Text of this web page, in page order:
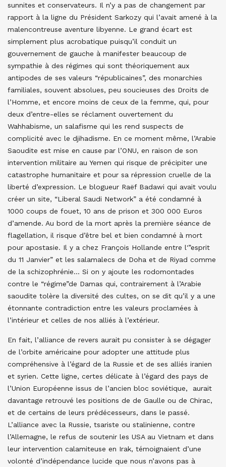
sunnites et conservateurs. Il n’y a pas de changement par
rapport à la ligne du Président Sarkozy qui l’avait amené à la
malencontreuse aventure libyenne. Le grand écart est
simplement plus acrobatique puisqu’il conduit un
gouvernement de gauche à manifester beaucoup de
sympathie à des régimes qui sont théoriquement aux
antipodes de ses valeurs “républicaines”, des monarchies
familiales, souvent absolues, peu soucieuses des Droits de
l’Homme, et encore moins de ceux de la femme, qui, pour
deux d’entre-elles se réclament ouvertement du
Wahhabisme, un salafisme qui les rend suspects de
complicité avec le djihadisme. En ce moment même, l’Arabie
Saoudite est mise en cause par l’ONU, en raison de son
intervention militaire au Yemen qui risque de précipiter une
catastrophe humanitaire et pour sa répression cruelle de la
liberté d’expression. Le blogueur Raëf Badawi qui avait voulu
créer un site, “Liberal Saudi Network” a été condamné à
1000 coups de fouet, 10 ans de prison et 300 000 Euros
d’amende. Au bord de la mort après la première séance de
flagellation, il risque d’être bel et bien condamné à mort
pour apostasie. Il y a chez François Hollande entre l'”esprit
du 11 Janvier” et les salamalecs de Doha et de Riyad comme
de la schizophrénie… Si on y ajoute les rodomontades
contre le “régime”de Damas qui, contrairement à l’Arabie
saoudite tolère la diversité des cultes, on se dit qu’il y a une
étonnante contradiction entre les valeurs proclamées à
l’intérieur et celles de nos alliés à l’extérieur.
En fait, l’alliance de revers aurait pu consister à se dégager
de l’orbite américaine pour adopter une attitude plus
compréhensive à l’égard de la Russie et de ses alliés iranien
et syrien. Cette ligne, certes délicate à l’égard des pays de
l’Union Européenne issus de l’ancien bloc soviétique, aurait
davantage retrouvé les positions de de Gaulle ou de Chirac,
et de certains de leurs prédécesseurs, dans le passé.
L’alliance avec la Russie, tsariste ou stalinienne, contre
l’Allemagne, le refus de soutenir les USA au Vietnam et dans
leur intervention calamiteuse en Irak, témoignaient d’une
volonté d’indépendance lucide que nous n’avons pas à